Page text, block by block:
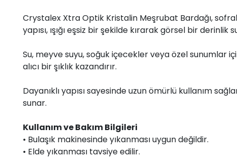
Crystalex Xtra Optik Kristalin Meşrubat Bardağı,
yapısı, ışığı eşsiz bir şekilde kırarak görsel bir
Su, meyve suyu, soğuk içecekler veya özel sunumlar
alıcı bir şıklık kazandırır.
Dayanıklı yapısı sayesinde uzun ömürlü kullanım
sunar.
Kullanım ve Bakım Bilgileri
• Bulaşık makinesinde yıkanması uygun değildir.
• Elde yıkanması tavsiye edilir.